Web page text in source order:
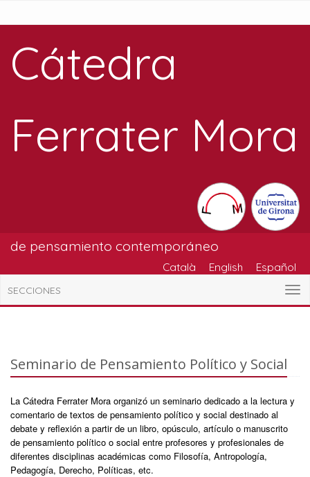
Cátedra
Ferrater Mora
de pensamiento contemporáneo
Català English Español
SECCIONES
Seminario de Pensamiento Político y Social
La Cátedra Ferrater Mora organizó un seminario dedicado a la lectura y
comentario de textos de pensamiento político y social destinado al
debate y reflexión a partir de un libro, opúsculo, artículo o manuscrito
de pensamiento político o social entre profesores y profesionales de
diferentes disciplinas académicas como Filosofía, Antropología,
Pedagogía, Derecho, Políticas, etc.